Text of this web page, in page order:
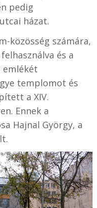
pedig
házat.
közösség számára,
és a
emlékét
templomot és
a XIV.
Ennek a
Hajnal György, a